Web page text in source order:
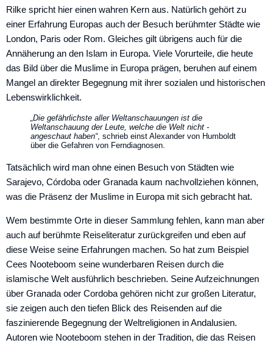
Rilke spricht hier einen wahren Kern aus. Natürlich gehört zu
einer Erfahrung Europas auch der Besuch berühmter Städte wie
London, Paris oder Rom. Gleiches gilt übrigens auch für die
Annä­herung an den Islam in Europa. Viele Vorurteile, die heute
das Bild über die Muslime in Europa prägen, beruhen auf einem
Mangel an direkter Begegnung mit ihrer sozialen und historischen
Lebenswirklichkeit.
„Die gefährlichste aller Weltanschauungen ist die
Weltanschauung der Leute, welche die Welt nicht ­
angeschaut haben“, schrieb einst Alexander von Humboldt
über die Gefahren von Ferndiagnosen.
Tatsächlich wird man ohne einen Besuch von Städten wie
Sarajevo, Córdoba oder Granada kaum nachvollziehen können,
was die Präsenz der Muslime in Europa mit sich gebracht hat.
Wem bestimmte Orte in dieser Sammlung fehlen, kann man aber
auch auf berühmte Reiseliteratur zurückgreifen und eben auf
diese Weise seine Erfahrungen machen. So hat zum Beispiel
Cees Nooteboom seine wunderbaren Reisen durch die
islamische Welt ausführlich beschrieben. Seine Aufzeichnungen
über Granada oder Cordoba gehören nicht zur großen Literatur,
sie zeigen auch den tiefen Blick des Reisenden auf die
faszinierende Begegnung der Weltreligionen in Andalusien.
Autoren wie Nooteboom stehen in der Tradition, die das Reisen